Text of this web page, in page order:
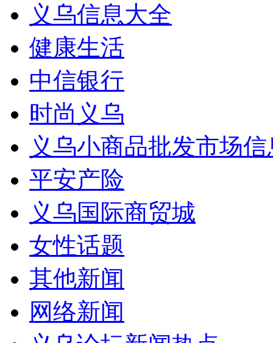
义乌信息大全
健康生活
中信银行
时尚义乌
义乌小商品批发市场
平安产险
义乌国际商贸城
女性话题
其他新闻
网络新闻